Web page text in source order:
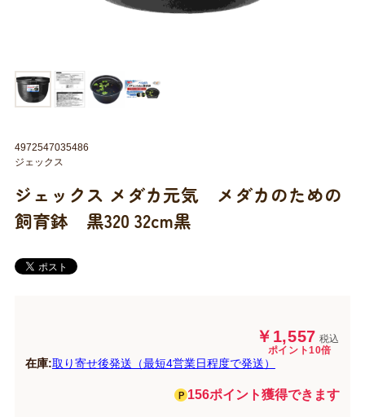
ジェックス メダカ元気 メダカのための
飼育鉢 黒320 32cm黒
￥1,557 税込
ポイント10倍
在庫:取り寄せ後発送（最短4営業日程度で発送）
156ポイント獲得できます
4972547035486
ジェックス